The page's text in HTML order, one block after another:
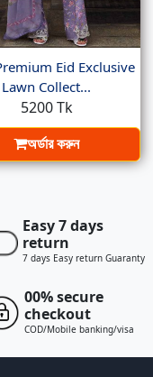
Eid Exclusive
Lawn Collect...
5200 Tk
অর্ডার করুন
Easy 7 days
return
7 days Easy return Guaranty
00% secure
checkout
COD/Mobile banking/visa